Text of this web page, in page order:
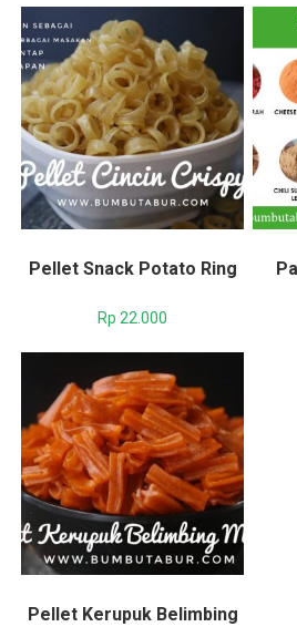
Pellet Snack Potato Ring
Rp 22.000
Pellet Kerupuk Belimbing